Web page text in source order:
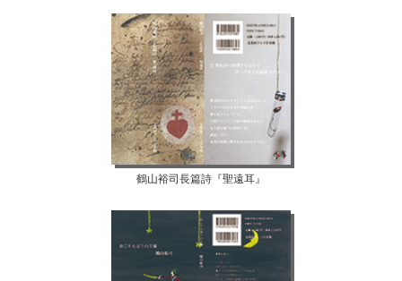
鶴山裕司長篇詩『聖遠耳』